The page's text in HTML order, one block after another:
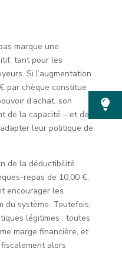
marque une
tant pour les
Si l’augmentation
par chèque constitue
d’achat, son
de la capacité – et de
leur politique de
de la déductibilité
repas de 10,00 €,
encourager les
du système. Toutefois,
légitimes : toutes
marge financière, et
alors